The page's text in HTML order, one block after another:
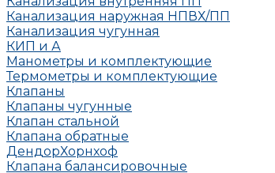
Канализация наружная НПВХ/ПП
Канализация чугунная
КИП и А
Манометры и комплектующие
Термометры и комплектующие
Клапаны
Клапаны чугунные
Клапан стальной
Клапана обратные
ДендорХорнхоф
Клапана балансировочные